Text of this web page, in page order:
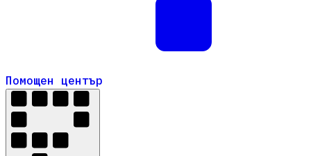
Помощен център
Помощен център